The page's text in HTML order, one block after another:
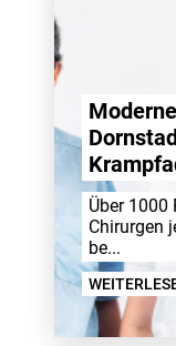
Über 1000
Chir­urgen
be...